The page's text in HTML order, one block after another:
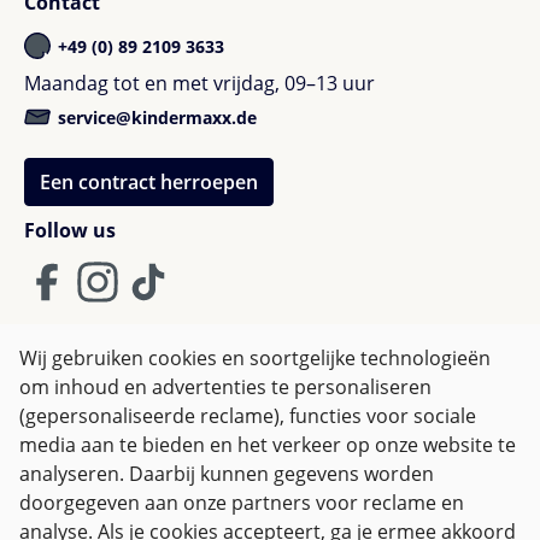
Follow us
+49 (0) 89 2109 3633
Maandag tot en met vrijdag, 09–13 uur
service@kindermaxx.de
Een contract herroepen
Algemene Voorwaarden
Privacy policy & Cookies
Herroepingsrecht
Alle prijzen incl. btw plusverzendkosten en eventuele
Wij gebruiken cookies en soortgelijke technologieën
om inhoud en advertenties te personaliseren
(gepersonaliseerde reclame), functies voor sociale
media aan te bieden en het verkeer op onze website te
analyseren. Daarbij kunnen gegevens worden
doorgegeven aan onze partners voor reclame en
analyse. Als je cookies accepteert, ga je ermee akkoord